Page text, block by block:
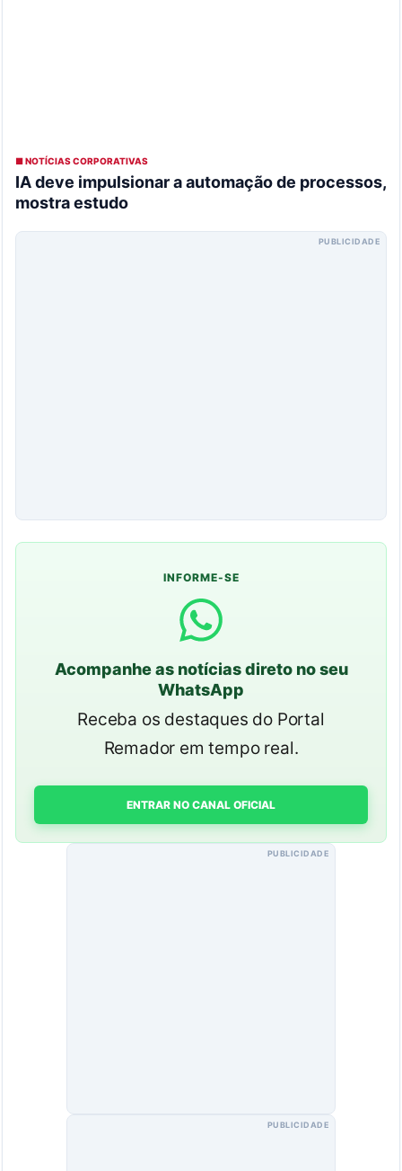
■ NOTÍCIAS CORPORATIVAS
IA deve impulsionar a automação de processos,
mostra estudo
PUBLICIDADE
INFORME-SE
Acompanhe as notícias direto no seu
WhatsApp
Receba os destaques do Portal
Remador em tempo real.
ENTRAR NO CANAL OFICIAL
PUBLICIDADE
PUBLICIDADE